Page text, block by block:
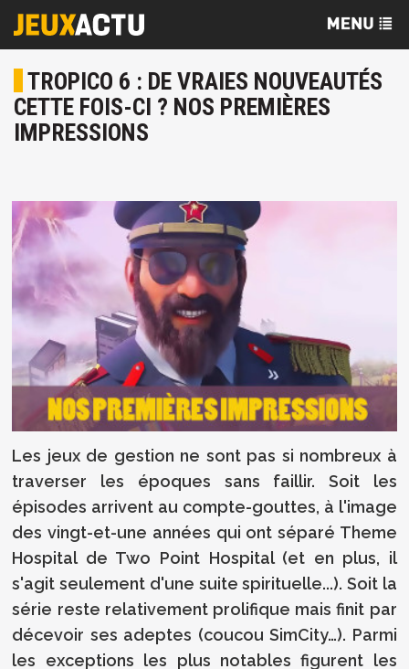
TROPICO 6 : DE VRAIES NOUVEAUTÉS
CETTE FOIS-CI ? NOS PREMIÈRES
IMPRESSIONS
Les jeux de gestion ne sont pas si nombreux à
traverser les époques sans faillir. Soit les
épisodes arrivent au compte-gouttes, à l'image
des vingt-et-une années qui ont séparé Theme
Hospital de Two Point Hospital (et en plus, il
s'agit seulement d'une suite spirituelle...). Soit la
série reste relativement prolifique mais finit par
décevoir ses adeptes (coucou SimCity…). Parmi
les exceptions les plus notables figurent les